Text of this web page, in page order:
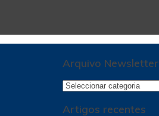
Arquivo Newsletter
Arquivo
Artigos recentes